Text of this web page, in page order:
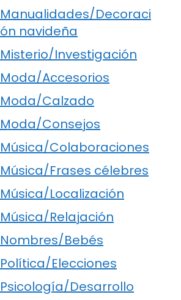
Manualidades/Decoraci
ón navideña
Misterio/Investigación
Moda/Accesorios
Moda/Calzado
Moda/Consejos
Música/Colaboraciones
Música/Frases célebres
Música/Localización
Música/Relajación
Nombres/Bebés
Política/Elecciones
Psicología/Desarrollo